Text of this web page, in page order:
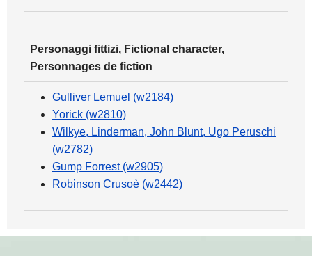
Personaggi fittizi, Fictional character,
Personnages de fiction
Gulliver Lemuel (w2184)
Yorick (w2810)
Wilkye, Linderman, John Blunt, Ugo Peruschi
(w2782)
Gump Forrest (w2905)
Robinson Crusoè (w2442)